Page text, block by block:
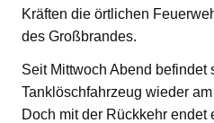
Kräften die örtlichen
des Großbrandes.
Seit Mittwoch Abend befindet
Tanklöschfahrzeug wieder
Doch mit der Rückkehr endet